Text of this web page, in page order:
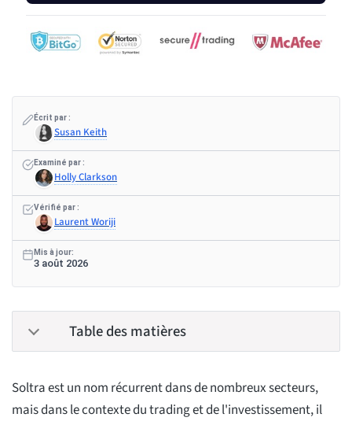
Écrit par :
Susan Keith
Examiné par :
Holly Clarkson
Vérifié par :
Laurent Woriji
Mis à jour:
3 août 2026
Table des matières
Soltra est un nom récurrent dans de nombreux secteurs,
mais dans le contexte du trading et de l'investissement, il